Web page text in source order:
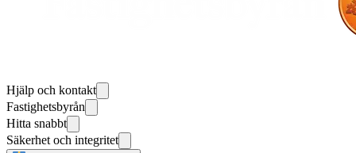
Hjälp och kontakt
Fastighetsbyrån
Hitta snabbt
Säkerhet och integritet